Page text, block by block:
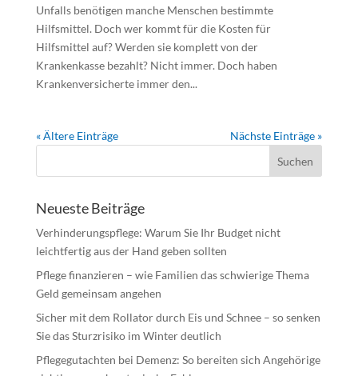
Unfalls benötigen manche Menschen bestimmte
Hilfsmittel. Doch wer kommt für die Kosten für
Hilfsmittel auf? Werden sie komplett von der
Krankenkasse bezahlt? Nicht immer. Doch haben
Krankenversicherte immer den...
« Ältere Einträge Nächste Einträge »
Neueste Beiträge
Verhinderungspflege: Warum Sie Ihr Budget nicht
leichtfertig aus der Hand geben sollten
Pflege finanzieren – wie Familien das schwierige Thema
Geld gemeinsam angehen
Sicher mit dem Rollator durch Eis und Schnee – so senken
Sie das Sturzrisiko im Winter deutlich
Pflegegutachten bei Demenz: So bereiten sich Angehörige